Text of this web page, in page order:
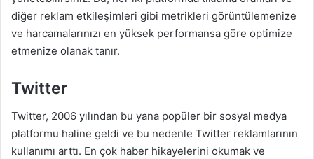
diğer reklam etkileşimleri gibi metrikleri görüntülemenize
ve harcamalarınızı en yüksek performansa göre optimize
etmenize olanak tanır.
Twitter
Twitter, 2006 yılından bu yana popüler bir sosyal medya
platformu haline geldi ve bu nedenle Twitter reklamlarının
kullanımı arttı. En çok haber hikayelerini okumak ve